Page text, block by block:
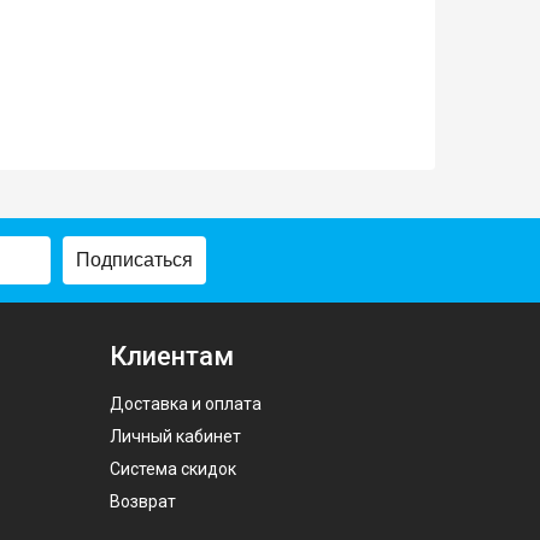
Подписаться
Клиентам
Доставка и оплата
Личный кабинет
Система скидок
Возврат